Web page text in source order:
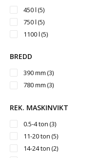
S90(1)
S1/B20
S2/B27(2)
450 l(5)
750 l(5)
1100 l(5)
BREDD
390 mm(3)
780 mm(3)
REK. MASKINVIKT
0.5-4 ton(3)
11-20 ton(5)
14-24 ton(2)